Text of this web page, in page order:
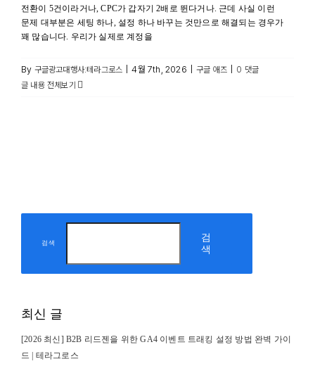
전환이 5건이라거나, CPC가 갑자기 2배로 뛴다거나. 근데 사실 이런
문제 대부분은 세팅 하나, 설정 하나 바꾸는 것만으로 해결되는 경우가
꽤 많습니다. 우리가 실제로 계정을
By 구글광고대행사:테라그로스 4월 7th, 2026 구글 애즈
0 댓글
글 내용 전체보기
검색
검
색
최신 글
[2026 최신] B2B 리드젠을 위한 GA4 이벤트 트래킹 설정 방법 완벽 가이
드 | 테라그로스